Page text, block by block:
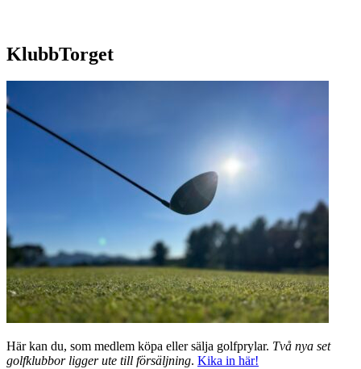
KlubbTorget
Här kan du, som medlem köpa eller sälja golfprylar. Två nya set
golfklubbor ligger ute till försäljning. Kika in här!